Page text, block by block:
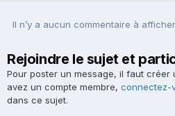
Il n’y a aucun commentaire à
Rejoindre le sujet et
Pour poster un message, il faut créer
avez un compte membre, connectez-
dans ce sujet.